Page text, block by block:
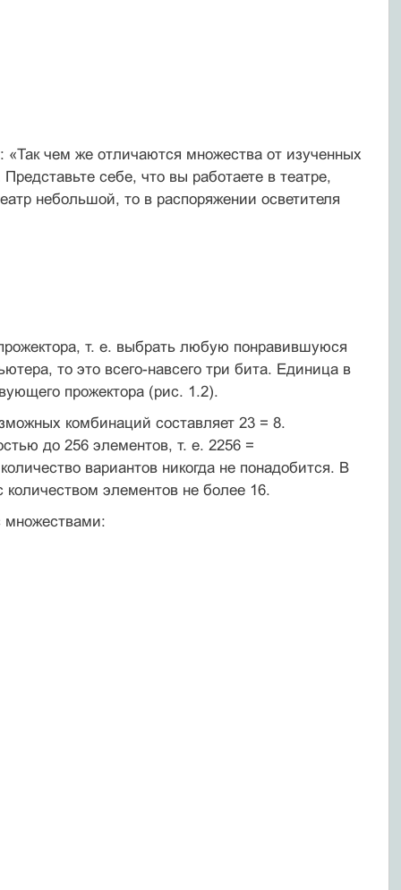
«Так чем же отличаются множества от изученных
себе, что вы работаете в театре,
небольшой, то в распоряжении осветителя
т. е. выбрать любую понравившуюся
то это всего-навсего три бита. Единица в
прожектора (рис. 1.2).
комбинаций составляет 23 = 8.
до 256 элементов, т. е. 2256 =
вариантов никогда не понадобится. В
количеством элементов не более 16.
множествами: